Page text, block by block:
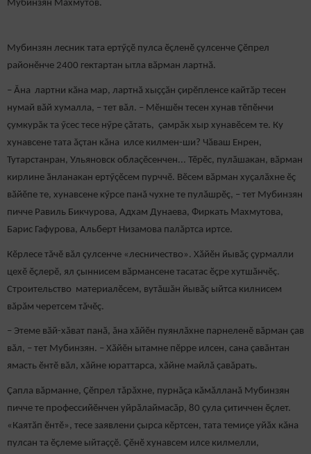
Мубинзян Махмутов.
Мубинзян лесник тата ертӳҫӗ пулса ӗçленӗ çулсенче Ҫӗпрел
районӗнче 2400 гектартан ытла вӑрман лартнӑ.
– Ӑна лартни кӑна мар, лартнӑ хыҫҫӑн çирӗпленсе кайтăр тесен
нумай вӑй хумалла, – тет вӑл. – Мӗншӗн тесен хунав тӗпӗнчи
çумкурăк та ӳсес тесе нӳре çăтать, çамрăк хыр хунавӗсем те. Ку
хунавсене тата ăçтан кăна илсе килмен-ши? Чӑваш Енрен,
Тутарстанран, Ульяновск облаҫӗсенчен... Тӗрӗс, пулӑшакан, вӑрман
кирлине ӑнланакан ертӳçӗсем пурччӗ. Вӗсем вӑрман хуҫалӑхне ӗҫ
вӑйӗпе те, хунавсене кӳрсе панă чухне те пулăшрӗç, – тет Мубинзян
пичче Равиль Бикчурова, Адхам Дунаева, Фиркать Махмутова,
Барис Гафурова, Альберт Низамова палăртса иртсе.
Кӗрлесе тăчӗ вăл çулсенче «лесничество». Хӑйӗн йывӑҫ çурмалли
цехӗ ӗҫлерӗ, ял ҫыннисем вӑрмансене тасатас ӗҫре хутшӑнчӗç.
Строительство материалӗсем, вутăшăн йывăç ыйтса килнисем
вăрăм черетсем тăчӗç.
– Этеме вӑй-хăват панӑ, ăна хăйӗн пуянлăхне парнеленӗ вăрман çав
вăл, – тет Мубинзян. – Хӑйӗн ытамне пӗрре илсен, сана çавăнтан
ямасть ӗнтӗ вăл, хăйне юраттарса, хăйне майлă çавăрать.
Çапла вăрманне, Çӗпрел тăрăхне, пурнăçа кăмăлланă Мубинзян
пичче те профессийӗнчен уйрӑлаймасӑр, 80 ҫула çитиччен ӗҫлет.
«Каятӑп ӗнтӗ», тесе заявлени ҫырса кӗртсен, тата темиҫе уйӑх кăна
пулсан та ӗҫлеме ыйтаççӗ. Ҫӗнӗ хунавсем илсе килмелли,